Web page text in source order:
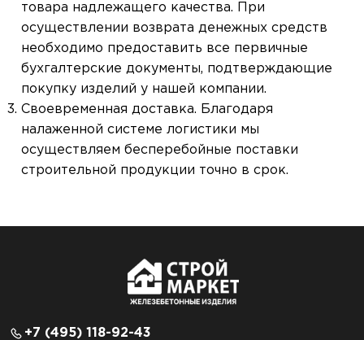
товара надлежащего качества. При
осуществлении возврата денежных средств
необходимо предоставить все первичные
бухгалтерские документы, подтверждающие
покупку изделий у нашей компании.
Своевременная доставка. Благодаря
налаженной системе логистики мы
осуществляем бесперебойные поставки
строительной продукции точно в срок.
+7 (495) 118-92-43